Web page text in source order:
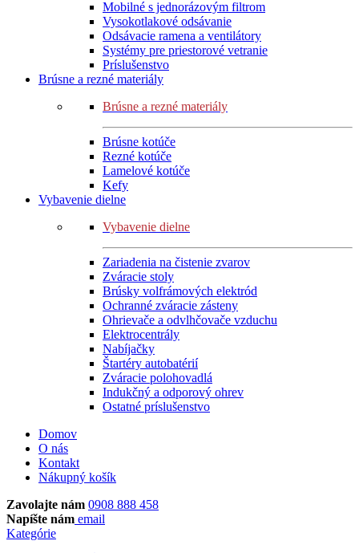
Mobilné s jednorázovým filtrom
Vysokotlakové odsávanie
Odsávacie ramena a ventilátory
Systémy pre priestorové vetranie
Príslušenstvo
Brúsne a rezné materiály
Brúsne a rezné materiály
Brúsne kotúče
Rezné kotúče
Lamelové kotúče
Kefy
Vybavenie dielne
Vybavenie dielne
Zariadenia na čistenie zvarov
Zváracie stoly
Brúsky volfrámových elektród
Ochranné zváracie zásteny
Ohrievače a odvlhčovače vzduchu
Elektrocentrály
Nabíjačky
Štartéry autobatérií
Zváracie polohovadlá
Indukčný a odporový ohrev
Ostatné príslušenstvo
Domov
O nás
Kontakt
Nákupný košík
Zavolajte nám 0908 888 458
Napíšte nám email
Kategórie